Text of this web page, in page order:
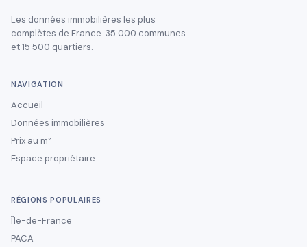
Les données immobilières les plus
complètes de France. 35 000 communes
et 15 500 quartiers.
NAVIGATION
Accueil
Données immobilières
Prix au m²
Espace propriétaire
RÉGIONS POPULAIRES
Île-de-France
PACA